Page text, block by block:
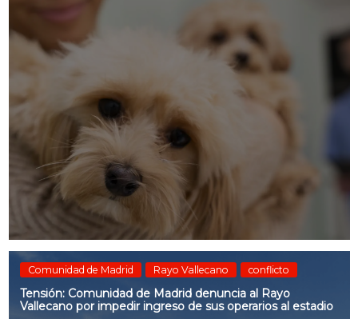
Comunidad de Madrid Rayo Vallecano conflicto
Tensión: Comunidad de Madrid denuncia al Rayo
Vallecano por impedir ingreso de sus operarios al estadio